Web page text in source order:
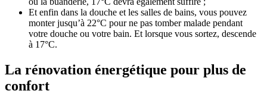
Et enfin dans la douche et les salles de bains, vous pouvez
monter jusqu’à 22°C pour ne pas tomber malade pendant
votre douche ou votre bain. Et lorsque vous sortez, descende
à 17°C.
La rénovation énergétique pour plus de
confort